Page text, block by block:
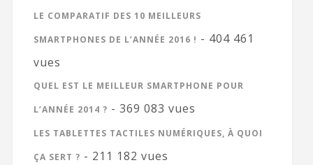
LE COMPARATIF DES 10 MEILLEURS
SMARTPHONES DE L’ANNÉE 2016 ! - 404 461
vues
QUEL EST LE MEILLEUR SMARTPHONE POUR
L’ANNÉE 2014 ? - 369 083 vues
LES TABLETTES TACTILES NUMÉRIQUES, À QUOI
ÇA SERT ? - 211 182 vues